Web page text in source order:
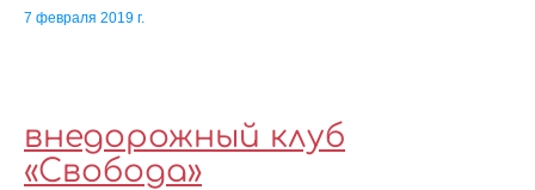
7 февраля 2019 г.
внедорожный клуб
«Свобода»